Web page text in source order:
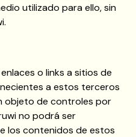
utilizado para ello, sin
o links a sitios de
a estos terceros
objeto de controles por
no podrá ser
los contenidos de estos